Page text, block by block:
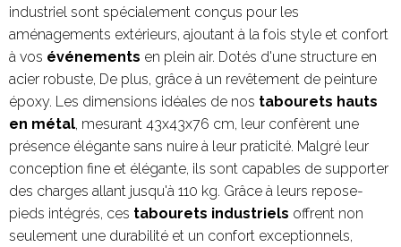
industriel sont spécialement conçus pour les
aménagements extérieurs, ajoutant à la fois style et confort
à vos événements en plein air. Dotés d'une structure en
acier robuste, De plus, grâce à un revêtement de peinture
époxy. Les dimensions idéales de nos tabourets hauts
en métal, mesurant 43x43x76 cm, leur confèrent une
présence élégante sans nuire à leur praticité. Malgré leur
conception fine et élégante, ils sont capables de supporter
des charges allant jusqu'à 110 kg. Grâce à leurs repose-
pieds intégrés, ces tabourets industriels offrent non
seulement une durabilité et un confort exceptionnels,